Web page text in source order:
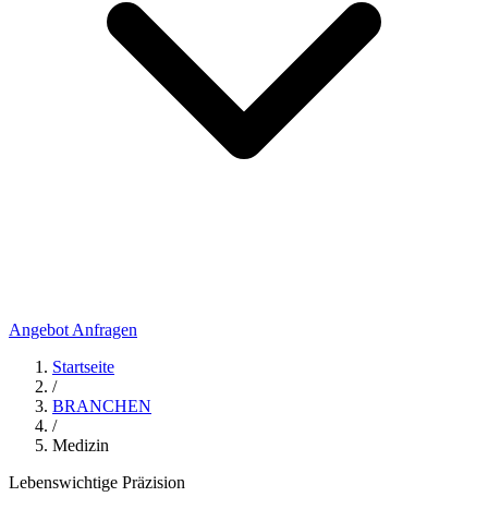
Angebot Anfragen
Startseite
/
BRANCHEN
/
Medizin
Lebenswichtige Präzision